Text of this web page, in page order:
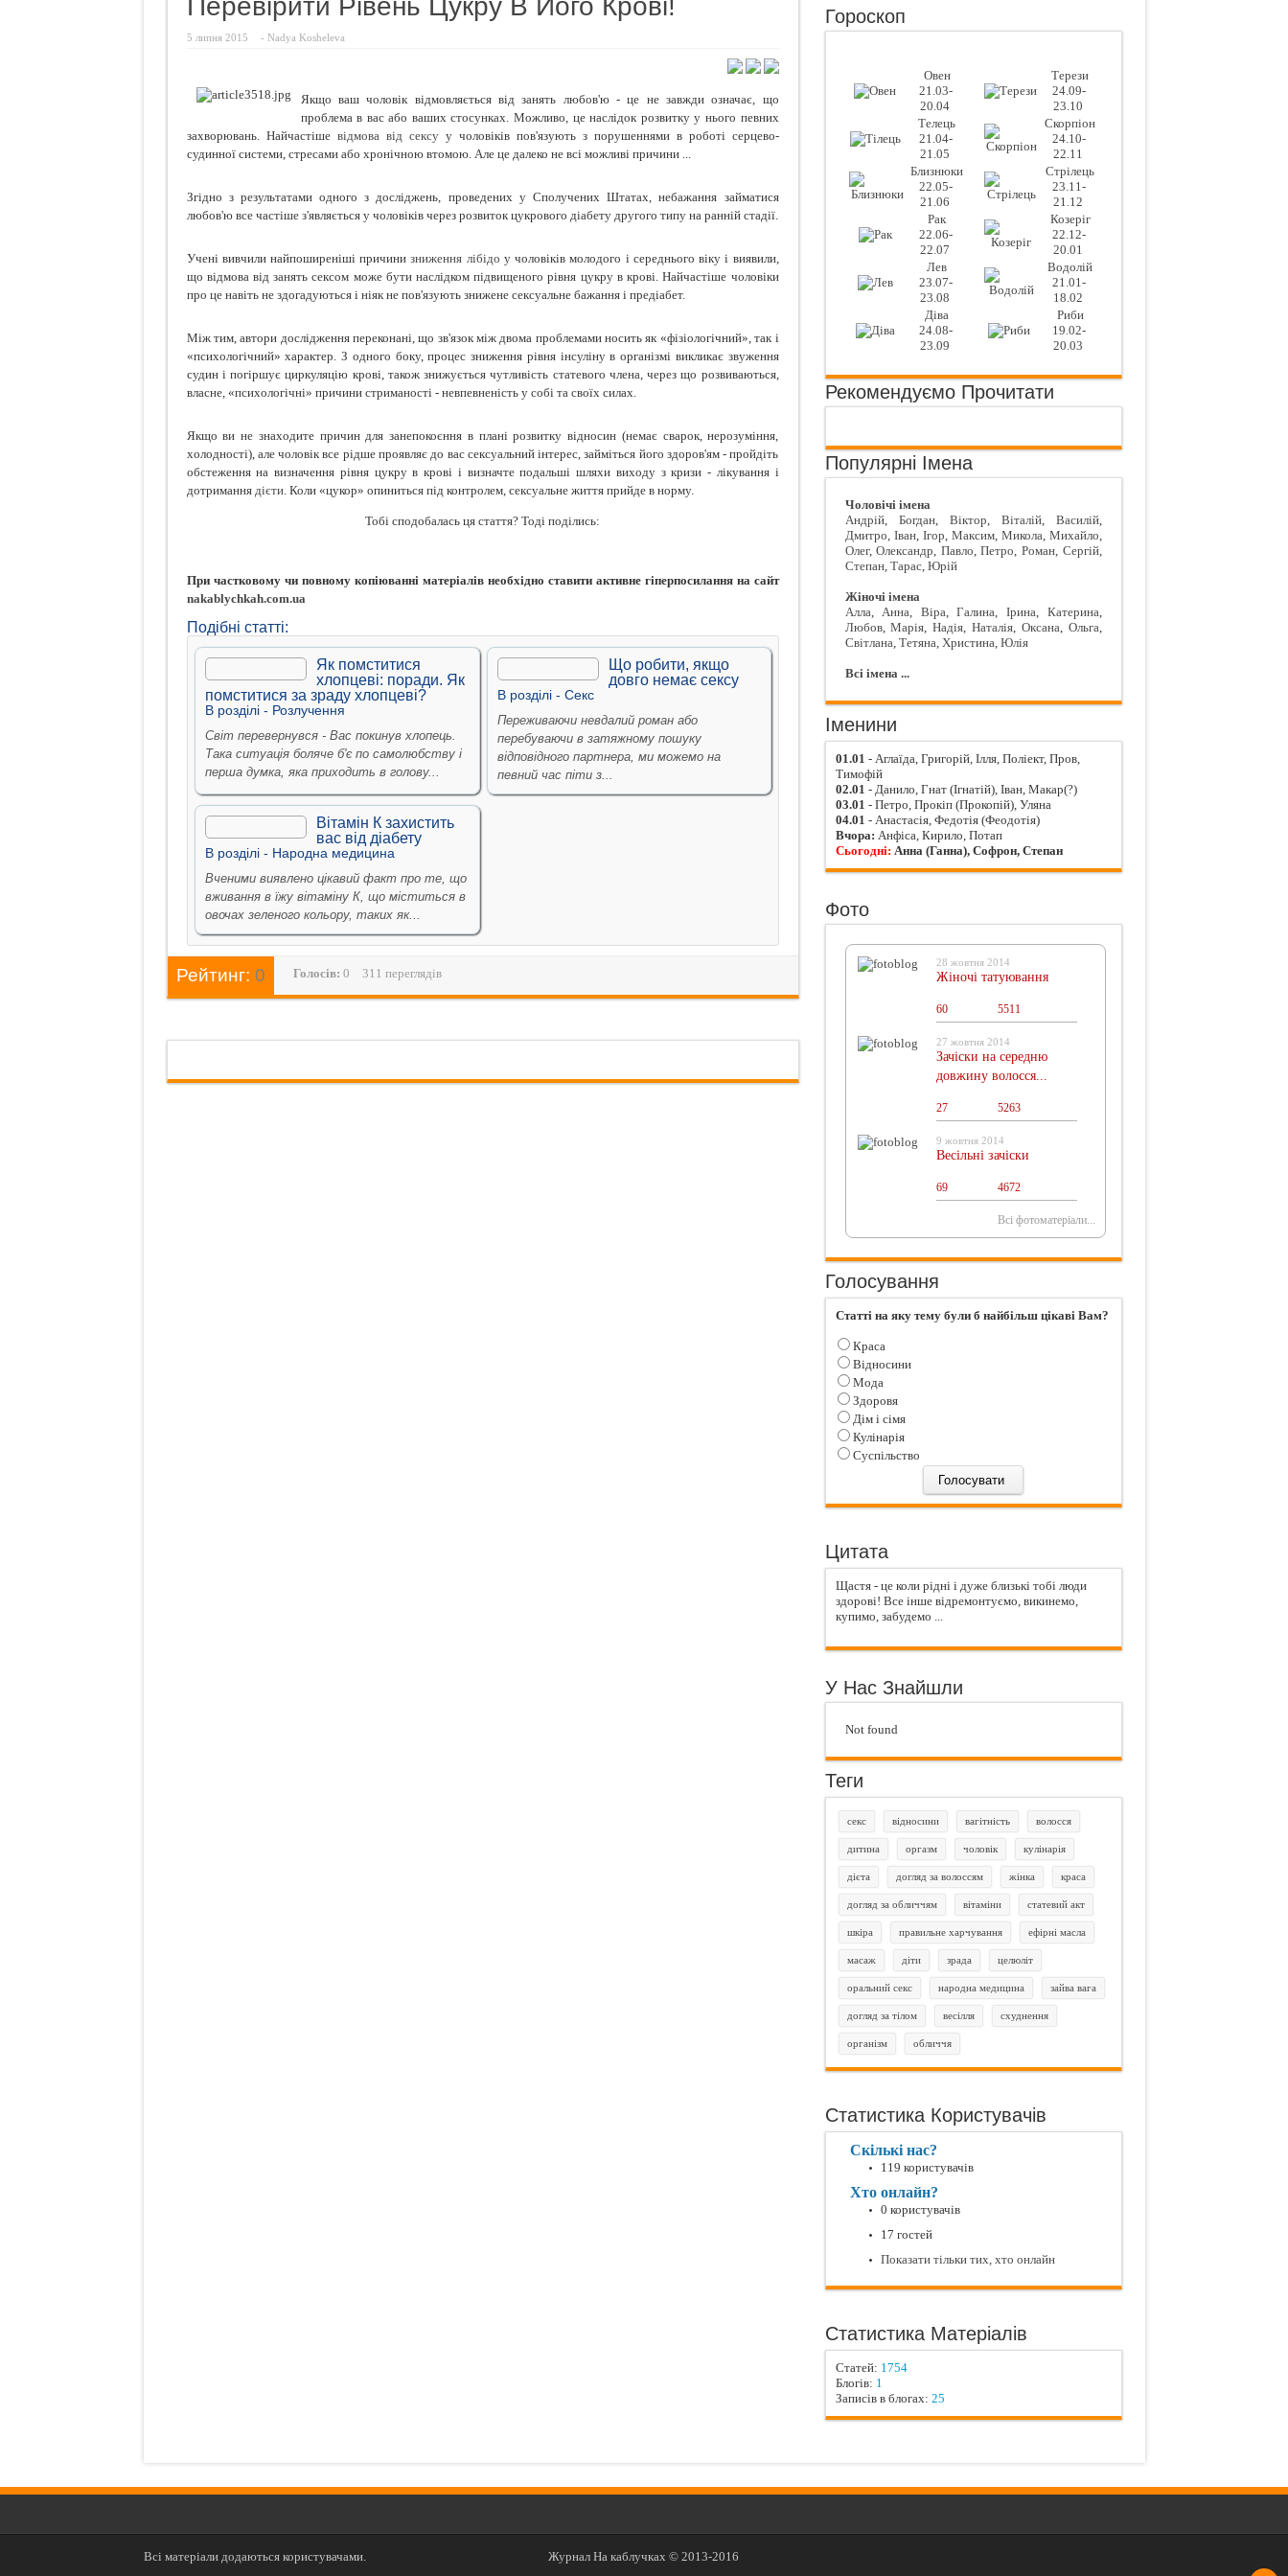
Як усунути сухість волосся
Шість ворогів жіночої краси
Перевірити Рівень Цукру В Його Крові!
5 липня 2015 - Nadya Kosheleva
Якщо ваш чоловік відмовляється від занять любов'ю - це не завжди означає, що
проблема в вас або ваших стосунках. Можливо, це наслідок розвитку у нього певних
захворювань. Найчастіше відмова від сексуу чоловіків пов'язують з порушеннями в роботі серцево-
судинної системи, стресами або хронічною втомою. Але це далеко не всі можливі причини ...
Згідно з результатами одного з досліджень, проведених у Сполучених Штатах, небажання займатися
любов'ю все частіше з'являється у чоловіків через розвиток цукрового діабету другого типу на ранній стадії.
Учені вивчили найпоширеніші причинизниження лібідо у чоловіків молодого і середнього віку і виявили,
що відмова від занять сексом може бути наслідком підвищеного рівня цукру в крові. Найчастіше чоловіки
про це навіть не здогадуються і ніяк не пов'язують знижене сексуальне бажання і предіабет.
Між тим, автори дослідження переконані, що зв'язок між двома проблемами носить як «фізіологічний», так і
«психологічний» характер. З одного боку, процес зниження рівня інсуліну в організмі викликає звуження
судин і погіршує циркуляцію крові, також знижується чутливість статевого члена, через що розвиваються,
власне, «психологічні» причини стриманості - невпевненість у собі та своїх силах.
Якщо ви не знаходите причин для занепокоєння в плані розвитку відносин (немає сварок, нерозуміння,
холодності), але чоловік все рідше проявляє до вас сексуальний інтерес, займіться його здоров'ям - пройдіть
обстеження на визначення рівня цукру в крові і визначте подальші шляхи виходу з кризи - лікування і
дотримання дієти. Коли «цукор» опиниться під контролем, сексуальне життя прийде в норму.
Тобі сподобалась ця стаття? Тоді поділись:
При частковому чи повному копіюванні матеріалів необхідно ставити активне гіперпосилання на сайт
nakablychkah.com.ua
Подібні статті:
Як помститися
хлопцеві: поради. Як
помститися за зраду хлопцеві?
В рoздiлi - Розлучення
Світ перевернувся - Вас покинув хлопець.
Така ситуація боляче б'є по самолюбству і
перша думка, яка приходить в голову...
Що робити, якщо
довго немає сексу
В рoздiлi - Секс
Переживаючи невдалий роман або
перебуваючи в затяжному пошуку
відповідного партнера, ми можемо на
певний час піти з...
Вітамін К захистить
вас від діабету
В рoздiлi - Народна медицина
Вченими виявлено цікавий факт про те, що
вживання в їжу вітаміну К, що міститься в
овочах зеленого кольору, таких як...
Рейтинг: 0 Голосiв: 0 311 переглядів
Гороскоп
Овен
21.03-
20.04
Терези
24.09-
23.10
Телець
21.04-
21.05
Скорпіон
24.10-
22.11
Близнюки
22.05-
21.06
Стрілець
23.11-
21.12
Рак
22.06-
22.07
Козеріг
22.12-
20.01
Лев
23.07-
23.08
Водолій
21.01-
18.02
Діва
24.08-
23.09
Риби
19.02-
20.03
Рекомендуємо Прочитати
Популярні Імена
Чоловічі імена
Андрій, Богдан, Віктор, Віталій, Василій,
Дмитро, Іван, Ігор, Максим, Микола, Михайло,
Олег,Олександр, Павло,Петро, Роман, Сергій,
Степан, Тарас, Юрій
Жіночі імена
Алла,Анна, Віра,Галина, Ірина, Катерина,
Любов,Марія,Надія, Наталія, Оксана, Ольга,
Світлана, Тетяна, Христина, Юлія
Всі імена ...
Іменини
01.01 - Аглаїда, Григорій, Ілля, Поліект, Пров,
Тимофій
02.01 - Данило, Гнат (Ігнатій), Іван, Макар(?)
03.01 - Петро, Прокіп (Прокопій), Уляна
04.01 - Анастасія, Федотія (Феодотія)
Вчора: Анфіса, Кирило, Потап
Сьогодні: Анна (Ганна), Софрон, Степан
Фото
28 жовтня 2014
Жіночі татуювання
60 5511
27 жовтня 2014
Зачіски на середню
довжину волосся...
27 5263
9 жовтня 2014
Весільні зачіски
69 4672
Всі фотоматеріали...
Голосування
Статті на яку тему були б найбільш цікаві Вам?
Краса
Відносини
Мода
Здоровя
Дiм і сiмя
Кулiнарiя
Суспiльство
Цитата
Щастя - це коли рідні і дуже близькі тобі люди
здорові! Все інше відремонтуємо, викинемо,
купимо, забудемо ...
У Нас Знайшли
Not found
Теги
секс відносини вагітність волосся
дитина оргазм чоловік кулінарія
дієта догляд за волоссям жінка краса
догляд за обличчям вітаміни статевий акт
шкіра правильне харчування ефірні масла
масаж діти зрада целюліт
оральний секс народна медицина зайва вага
догляд за тілом весілля схуднення
організм обличчя
Статистика Користувачів
Скількі нас?
119 користувачів
Хто онлайн?
0 користувачів
17 гостей
Показати тільки тих, хто онлайн
Статистика Матеріалів
Статей: 1754
Блогів: 1
Записів в блогах: 25
Всі матеріали додаються користувачами. Журнал На каблучках © 2013-2016